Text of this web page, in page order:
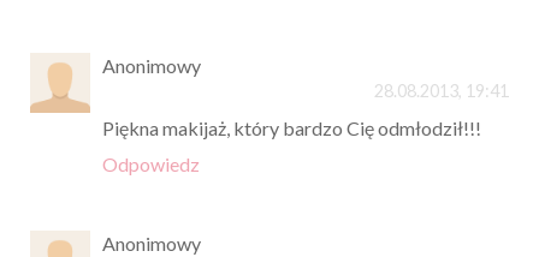
Anonimowy
28.08.2013, 19:41
Piękna makijaż, który bardzo Cię odmłodził!!!
Odpowiedz
Anonimowy